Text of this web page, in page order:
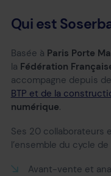
Qui est
Basée à Paris Porte
la Fédération
accompagne depuis
BTP et de la
numérique.
Ses 20 collaborateurs
l’ensemble du cycle
Avant-vente et